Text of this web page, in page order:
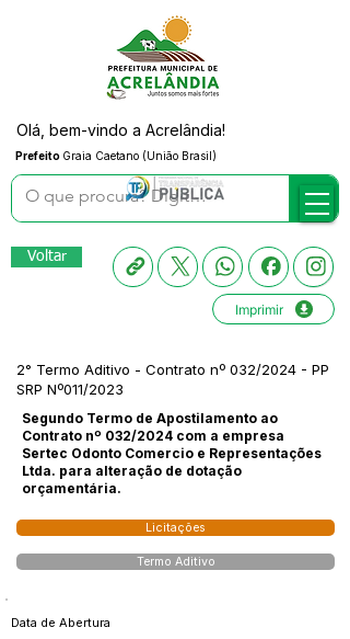
Prefeito Graia Caetano (União Brasil)
Olá, bem-vindo a Acrelândia!
Voltar
Imprimir
2° Termo Aditivo - Contrato nº 032/2024 - PP
SRP Nº011/2023
Segundo Termo de Apostilamento ao
Contrato nº 032/2024 com a empresa
Sertec Odonto Comercio e Representações
Ltda. para alteração de dotação
orçamentária.
Licitações
Termo Aditivo
Data de Abertura